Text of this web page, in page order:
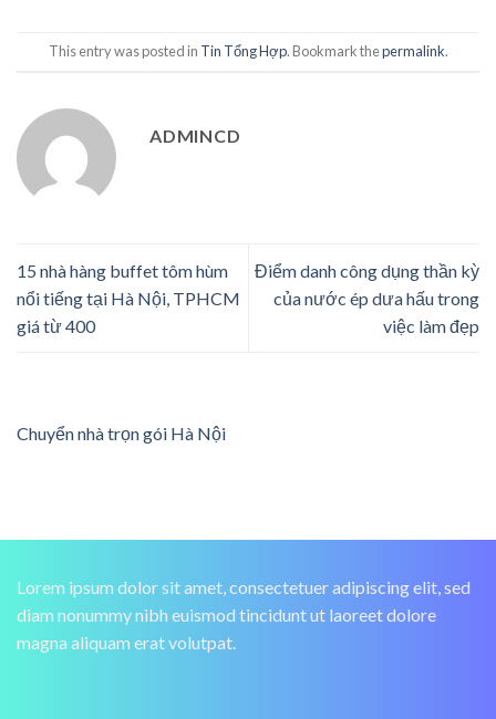
This entry was posted in Tin Tổng Hợp. Bookmark thepermalink.
ADMINCD
15 nhà hàng buffet tôm hùm
nổi tiếng tại Hà Nội, TPHCM
giá từ 400
Điểm danh công dụng thần kỳ
của nước ép dưa hấu trong
việc làm đẹp
Chuyển nhà trọn gói Hà Nội
Lorem ipsum dolor sit amet, consectetuer adipiscing elit, sed
diam nonummy nibh euismod tincidunt ut laoreet dolore
magna aliquam erat volutpat.